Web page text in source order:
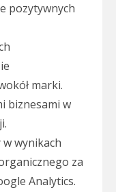
pozytywnych
marki.
biznesami w
wynikach
za
Analytics.